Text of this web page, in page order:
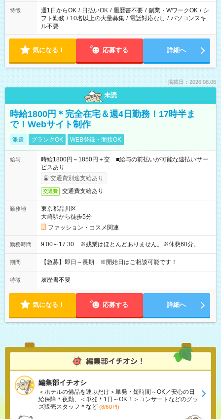
ください！
特徴 週1日からOK / 日払いOK / 履歴書不要 / 副業・WワークOK / シ
フト勤務 / 10名以上の大量募集 / 電話対応なし / パソコンスキ
ル不要
気になる！ 応募する 詳細へ
掲載日：2026.08.06
未読
時給1800円＊完全在宅＆週4日勤務！17時半ま
で！Webサイト制作
派遣 ブランクOK WEB登録・面接OK
給与
時給1800円～1850円＋交 ■給与の前払いが可能な速払いサー
ビスあり
交通費別途支給あり
交通費 交通費支給あり
勤務地
東京都品川区
大崎駅から徒歩5分
ファッション・コスメ関連
勤務時間 9:00～17:30 ※残業はほとんどありません。※休憩60分。
期間 【急募】即日～長期 ※開始日はご相談可能です！
特徴 履歴書不要
気になる！ 応募する 詳細へ
編集部イチオシ
＜ホテルの備品を運ぶだけ＞単発・短時間～OK／安心の日
給保障＊夜勤、＜単発＊1日～OK！＞コンサートなどのグッ
ズ販売スタッフ＊など (8/6UP!)